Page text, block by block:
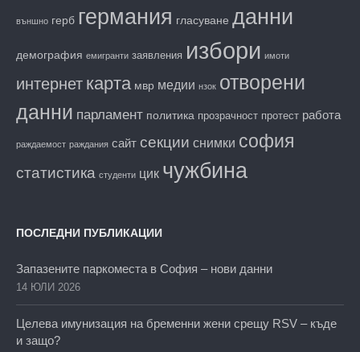
външно герб германия гласуване данни
демография емигранти заявления избори имоти
интернет карта мвр медии нзок отворени
данни парламент политика прозрачност протест работа
раждаемост раждания сайт секции снимки софия
статистика студенти цик чужбина
ПОСЛЕДНИ ПУБЛИКАЦИИ
Запазените паркоместа в София – нови данни
14 ЮЛИ 2026
Целева имунизация на бременни жени срещу RSV – къде
и защо?